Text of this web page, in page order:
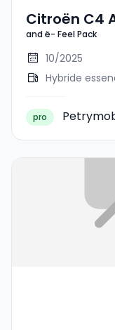
Citroën C4
and ë- Feel Pack
10/2025
Hybride
pro